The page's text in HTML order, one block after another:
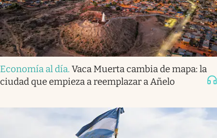
Economía al día. Vaca Muerta cambia de mapa: la
ciudad que empieza a reemplazar a Añelo